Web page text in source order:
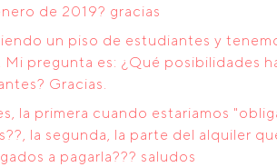
de 2019? gracias
un piso de estudiantes y
pregunta es: ¿Qué posibilidades
Gracias.
la primera cuando estariamos
la segunda, la parte del alquiler
a pagarla??? saludos